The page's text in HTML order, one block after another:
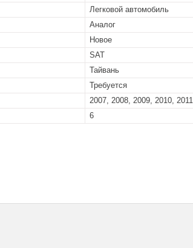
Легковой автомобиль
Аналог
Новое
SAT
Тайвань
Требуется
2007, 2008, 2009, 2010,
6